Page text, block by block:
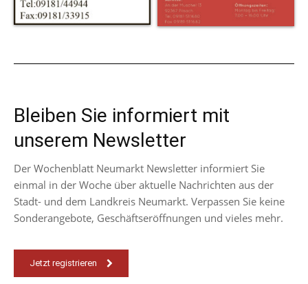
Bleiben Sie informiert mit
unserem Newsletter
Der Wochenblatt Neumarkt Newsletter informiert Sie
einmal in der Woche über aktuelle Nachrichten aus der
Stadt- und dem Landkreis Neumarkt. Verpassen Sie keine
Sonderangebote, Geschäftseröffnungen und vieles mehr.
Jetzt registrieren